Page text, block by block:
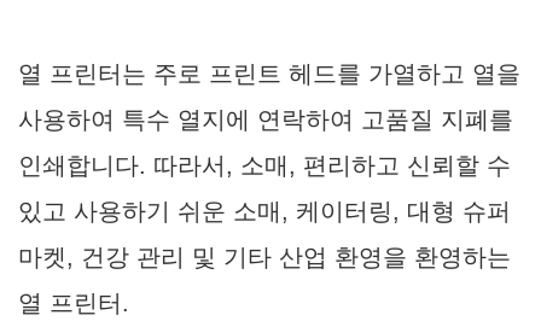
열 프린터는 주로 프린트 헤드를 가열하고 열을
사용하여 특수 열지에 연락하여 고품질 지폐를
인쇄합니다. 따라서, 소매, 편리하고 신뢰할 수
있고 사용하기 쉬운 소매, 케이터링, 대형 슈퍼
마켓, 건강 관리 및 기타 산업 환영을 환영하는
열 프린터.